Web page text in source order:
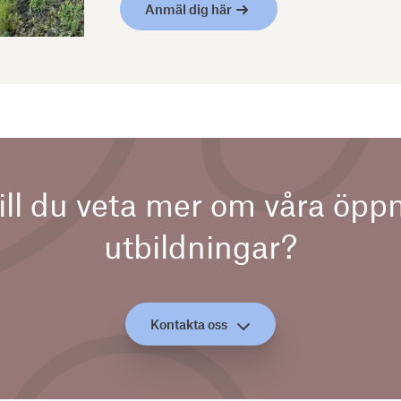
Anmäl dig här
du veta mer om våra
utbildningar?
Kontakta oss